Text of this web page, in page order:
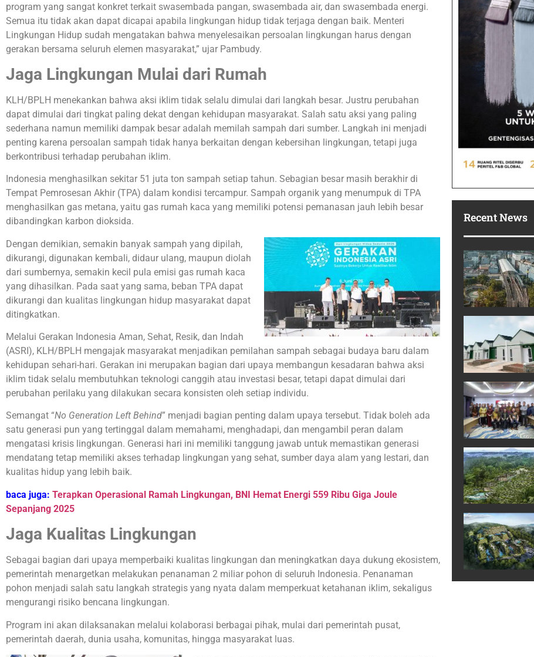
program yang sangat konkret terkait swasembada pangan, swasembada air, dan swasembada energi.
Semua itu tidak akan dapat dicapai apabila lingkungan hidup tidak terjaga dengan baik. Menteri
Lingkungan Hidup sudah mengatakan bahwa menyelesaikan persoalan lingkungan harus dengan
gerakan bersama seluruh elemen masyarakat,” ujar Pambudy.
Jaga Lingkungan Mulai dari Rumah
KLH/BPLH menekankan bahwa aksi iklim tidak selalu dimulai dari langkah besar. Justru perubahan
dapat dimulai dari tingkat paling dekat dengan kehidupan masyarakat. Salah satu aksi yang paling
sederhana namun memiliki dampak besar adalah memilah sampah dari sumber. Langkah ini menjadi
penting karena persoalan sampah tidak hanya berkaitan dengan kebersihan lingkungan, tetapi juga
berkontribusi terhadap perubahan iklim.
Indonesia menghasilkan sekitar 51 juta ton sampah setiap tahun. Sebagian besar masih berakhir di
Tempat Pemrosesan Akhir (TPA) dalam kondisi tercampur. Sampah organik yang menumpuk di TPA
menghasilkan gas metana, yaitu gas rumah kaca yang memiliki potensi pemanasan jauh lebih besar
dibandingkan karbon dioksida.
Dengan demikian, semakin banyak sampah yang dipilah,
dikurangi, digunakan kembali, didaur ulang, maupun diolah
dari sumbernya, semakin kecil pula emisi gas rumah kaca
yang dihasilkan. Pada saat yang sama, beban TPA dapat
dikurangi dan kualitas lingkungan hidup masyarakat dapat
ditingkatkan.
Melalui Gerakan Indonesia Aman, Sehat, Resik, dan Indah
(ASRI), KLH/BPLH mengajak masyarakat menjadikan pemilahan sampah sebagai budaya baru dalam
kehidupan sehari-hari. Gerakan ini merupakan bagian dari upaya membangun kesadaran bahwa aksi
iklim tidak selalu membutuhkan teknologi canggih atau investasi besar, tetapi dapat dimulai dari
perubahan perilaku yang dilakukan secara konsisten oleh setiap individu.
Semangat “No Generation Left Behind” menjadi bagian penting dalam upaya tersebut. Tidak boleh ada
satu generasi pun yang tertinggal dalam memahami, menghadapi, dan mengambil peran dalam
mengatasi krisis lingkungan. Generasi hari ini memiliki tanggung jawab untuk memastikan generasi
mendatang tetap memiliki akses terhadap lingkungan yang sehat, sumber daya alam yang lestari, dan
kualitas hidup yang lebih baik.
baca juga: Terapkan Operasional Ramah Lingkungan, BNI Hemat Energi 559 Ribu Giga Joule
Sepanjang 2025
Jaga Kualitas Lingkungan
Sebagai bagian dari upaya memperbaiki kualitas lingkungan dan meningkatkan daya dukung ekosistem,
pemerintah menargetkan melakukan penanaman 2 miliar pohon di seluruh Indonesia. Penanaman
pohon menjadi salah satu langkah strategis yang nyata dalam memperkuat ketahanan iklim, sekaligus
mengurangi risiko bencana lingkungan.
Program ini akan dilaksanakan melalui kolaborasi berbagai pihak, mulai dari pemerintah pusat,
pemerintah daerah, dunia usaha, komunitas, hingga masyarakat luas.
Recent News